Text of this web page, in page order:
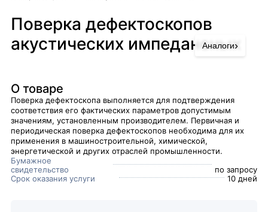
Поверка дефектоскопов
акустических импедансных
Аналоги›
О товаре
​Поверка дефектоскопа выполняется для подтверждения
соответствия его фактических параметров допустимым
значениям, установленным производителем. Первичная и
периодическая поверка дефектоскопов необходима для их
применения в машиностроительной, химической,
энергетической и других отраслей промышленности.
Бумажное
свидетельство
по запросу
Срок оказания услуги
10 дней